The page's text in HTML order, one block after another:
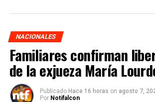
NACIONALES
Familiares confirman
de la exjueza María
Publicado Hace 16 horas on agosto 7,
Por Notifalcon